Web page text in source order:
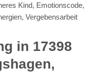
Kind, Emotionscode,
Vergebensarbeit
in 17398